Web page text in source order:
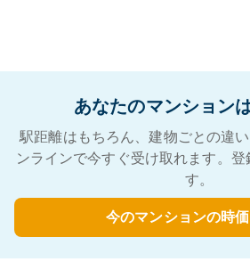
あなたのマンション
駅距離はもちろん、建物ごとの違
ンラインで今すぐ受け取れます。
す。
今のマンションの時